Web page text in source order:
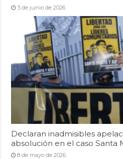
3 de junio de 2026
Declaran inadmisibles
absolución en el caso Santa
8 de mayo de 2026